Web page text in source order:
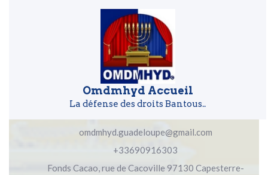
Omdmhyd Accueil
La défense des droits Bantous..
omdmhyd.guadeloupe@gmail.com
+33690916303
Fonds Cacao, rue de Cacoville 97130 Capesterre-